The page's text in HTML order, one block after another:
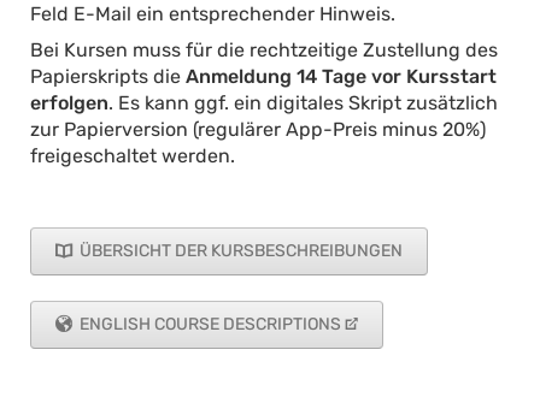
Feld E-Mail ein entsprechender Hinweis.
Bei Kursen muss für die rechtzeitige Zustellung des
Papierskripts die Anmeldung 14 Tage vor Kursstart
erfolgen. Es kann ggf. ein digitales Skript zusätzlich
zur Papierversion (regulärer App-Preis minus 20%)
freigeschaltet werden.
ÜBERSICHT DER KURSBESCHREIBUNGEN
ENGLISH COURSE DESCRIPTIONS